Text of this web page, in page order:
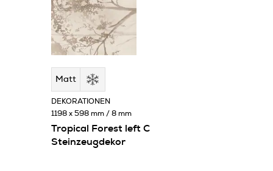
Matt
Tropical Forest left C
Steinzeugdekor
DEKORATIONEN
1198 x 598 mm / 8 mm